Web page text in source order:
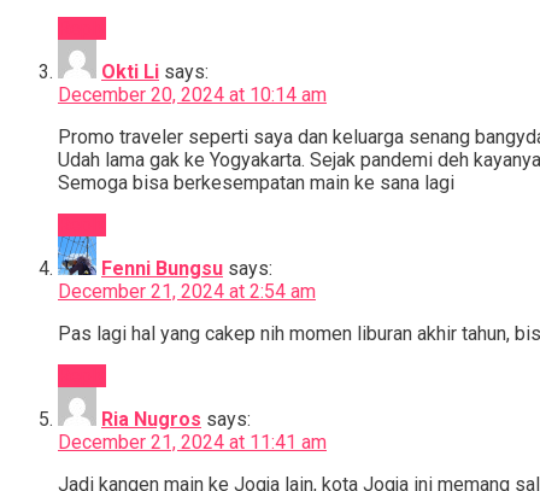
Okti Li says:
December 20, 2024 at 10:14 am
Promo traveler seperti saya dan keluarga senang
Udah lama gak ke Yogyakarta. Sejak pandemi deh kayanya
Semoga bisa berkesempatan main ke sana lagi
Fenni Bungsu says:
December 21, 2024 at 2:54 am
Pas lagi hal yang cakep nih momen liburan akhir tahun,
Ria Nugros says:
December 21, 2024 at 11:41 am
Jadi kangen main ke Jogja lain, kota Jogja ini memang